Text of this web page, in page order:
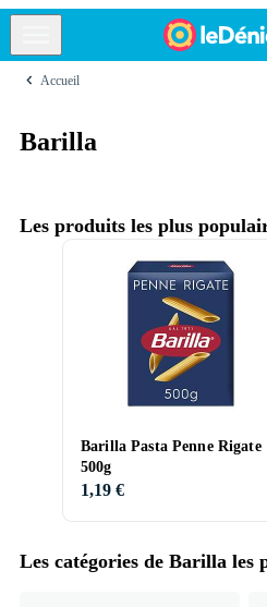
Accueil
Barilla
Les produits les plus
Barilla Pasta Penne Rigate
500g
1,19 €
Les catégories de Barilla les